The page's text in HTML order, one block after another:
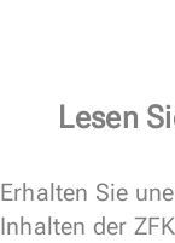
Lesen
Erhalten Sie
Inhalten der